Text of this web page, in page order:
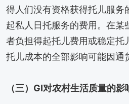
得人们没有资格获得托儿服务
起私人日托服务的费用。在某
者负担得起托儿费用或稳定
托儿成本的全部影响可能因通
（三）GI对农村生活质量的影